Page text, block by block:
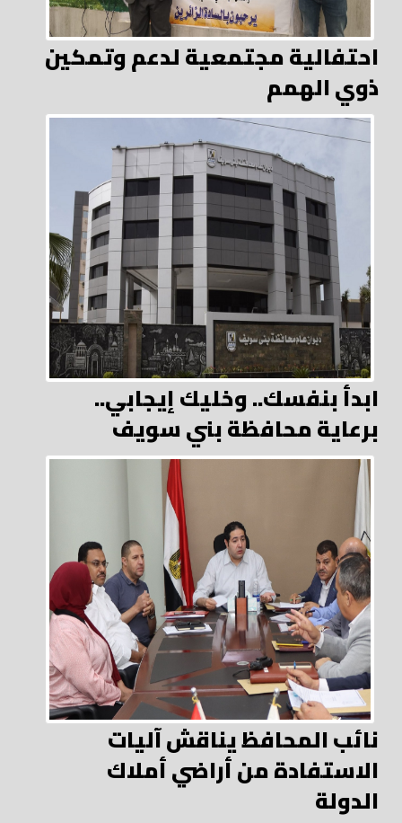
احتفالية مجتمعية لدعم وتمكين
ذوي الهمم
ابدأ بنفسك.. وخليك إيجابي..
برعاية محافظة بني سويف
نائب المحافظ يناقش آليات
الاستفادة من أراضي أملاك
الدولة